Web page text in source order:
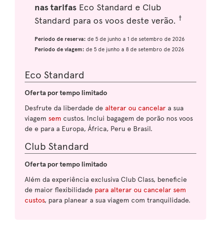
nas tarifas Eco Standard e Club
Standard para os voos deste verão. †
Período de reserva: de 5 de junho a 1 de setembro de 2026
Período de viagem: de 5 de junho a 8 de setembro de 2026
Eco Standard
Oferta por tempo limitado
Desfrute da liberdade de alterar ou cancelar a sua
viagem sem custos. Inclui bagagem de porão nos voos
de e para a Europa, África, Peru e Brasil.
Club Standard
Oferta por tempo limitado
Além da experiência exclusiva Club Class, beneficie
de maior flexibilidade para alterar ou cancelar sem
custos, para planear a sua viagem com tranquilidade.